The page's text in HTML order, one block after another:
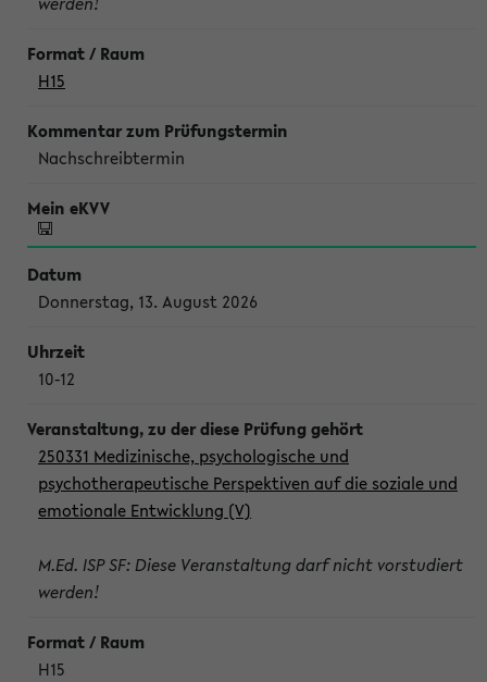
H15
Nachschreibtermin
Donnerstag, 13. August 2026
10-12
250331 Medizinische, psychologische und
psychotherapeutische Perspektiven auf die soziale und
emotionale Entwicklung (V)
M.Ed. ISP SF: Diese Veranstaltung darf nicht vorstudiert
werden!
H15